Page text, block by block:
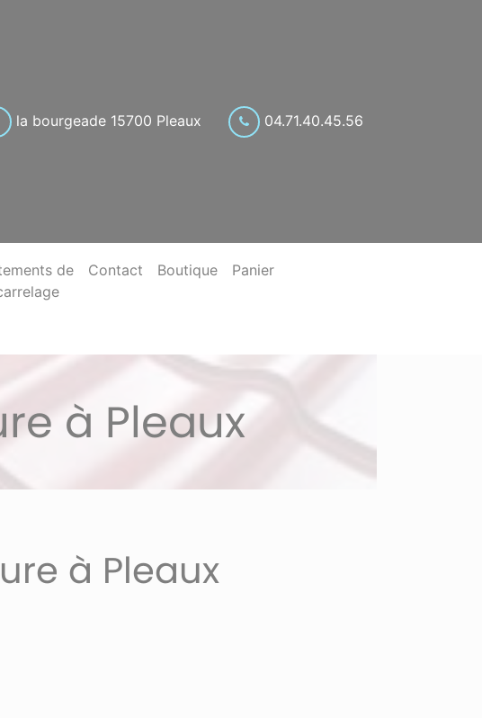
la bourgeade 15700 Pleaux 04.71.40.45.56
de
Contact Boutique Panier
à Pleaux
à Pleaux